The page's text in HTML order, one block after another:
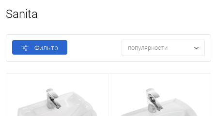
Sanita
Фильтр популярности